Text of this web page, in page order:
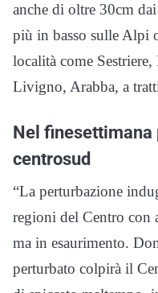
anche di oltre 30cm
più in basso sulle Alpi
località come
Livigno, Arabba, a
Nel finesettimana
centrosud
“La perturbazione
regioni del Centro con
ma in esaurimento.
perturbato colpirà il